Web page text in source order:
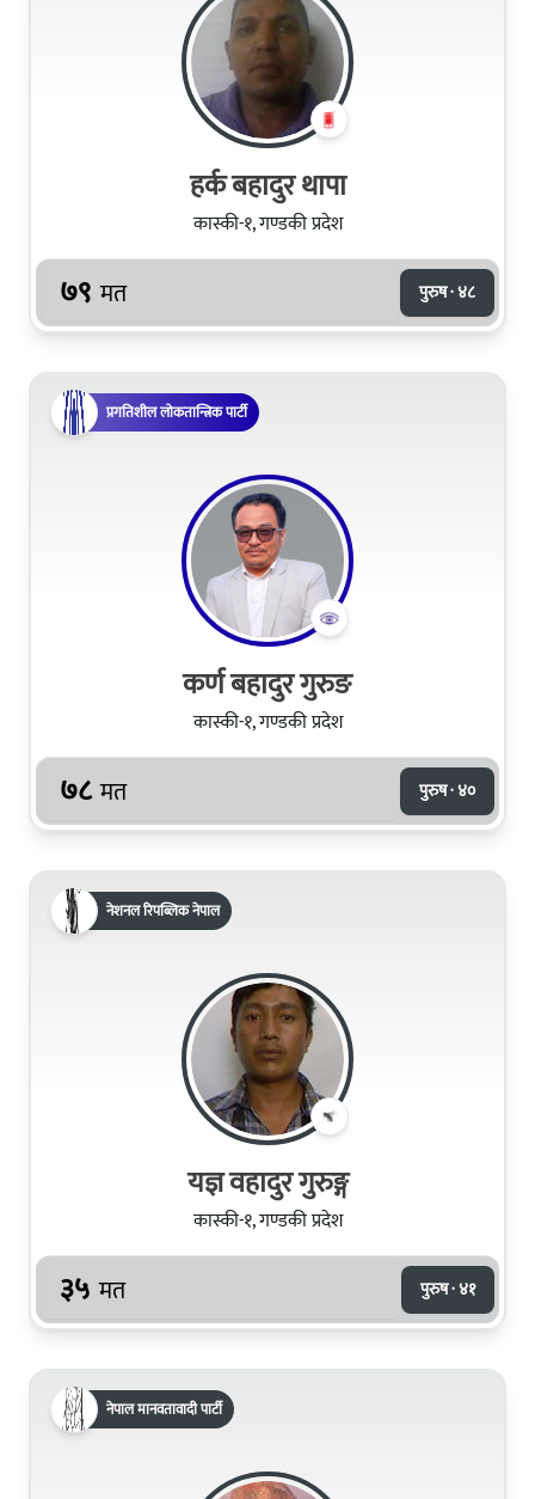
हर्क बहादुर थापा
कास्की-१, गण्डकी प्रदेश
७९ मत पुरुष · ४८
प्रगतिशील लोकतान्त्रिक पार्टी
कर्ण बहादुर गुरुङ
कास्की-१, गण्डकी प्रदेश
७८ मत पुरुष · ४०
नेशनल रिपब्लिक नेपाल
यज्ञ वहादुर गुरुङ्ग
कास्की-१, गण्डकी प्रदेश
३५ मत पुरुष · ४१
नेपाल मानवतावादी पार्टी